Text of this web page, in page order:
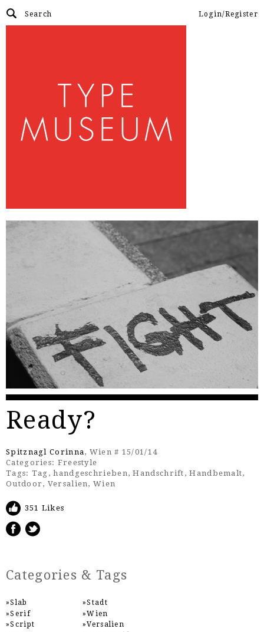
Login/Register
Ready?
Spitznagl Corinna, Wien # 15/01/14
Categories: Freestyle
Tags: Tag ,handgeschrieben,Handschrift ,Handbemalt,
Outdoor , Versalien,Wien
351 Likes
Categories & Tags
Slab
Serif
Script
Stadt
Wien
Versalien